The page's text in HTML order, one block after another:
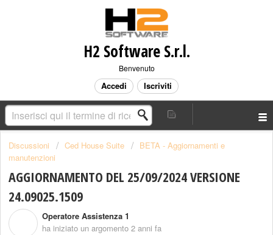
H2 Software S.r.l.
Benvenuto
Accedi Iscriviti
Discussioni Ced House Suite
BETA - Aggiornamenti e
manutenzioni
AGGIORNAMENTO DEL 25/09/2024 VERSIONE
24.09025.1509
Operatore Assistenza 1
ha iniziato un argomento 2 anni fa